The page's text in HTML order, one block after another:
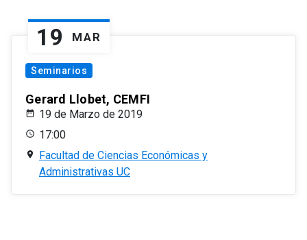
19 MAR
Seminarios
Gerard Llobet, CEMFI
19 de Marzo de 2019
17:00
Facultad de Ciencias Económicas y
Administrativas UC